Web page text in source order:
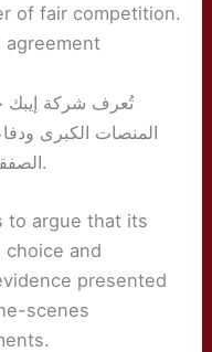
of fair competition.
agreement
تُعرف شركة إيبك
المنصات الكبرى
.
to argue that its
and
presented
scenes